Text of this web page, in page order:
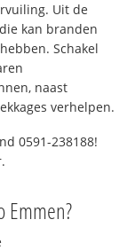
Uit de
kan branden
Schakel
naast
verhelpen.
0591-238188!